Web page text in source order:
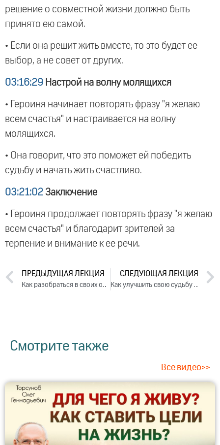
решение о совместной жизни должно быть
принято ею самой.
• Если она решит жить вместе, то это будет ее
выбор, а не совет от других.
03:16:29 Настрой на волну молящихся
• Героиня начинает повторять фразу "я желаю
всем счастья" и настраивается на волну
молящихся.
• Она говорит, что это поможет ей победить
судьбу и начать жить счастливо.
03:21:02 Заключение
• Героиня продолжает повторять фразу "я желаю
всем счастья" и благодарит зрителей за
терпение и внимание к ее речи.
ПРЕДЫДУЩАЯ ЛЕКЦИЯ
Как разобраться в своих отношениях. Лекция 2 (2019)
СЛЕДУЮЩАЯ ЛЕКЦИЯ
Как улучшить свою судьбу в бизнесе? (2019)
Смотрите также
Все видео>>